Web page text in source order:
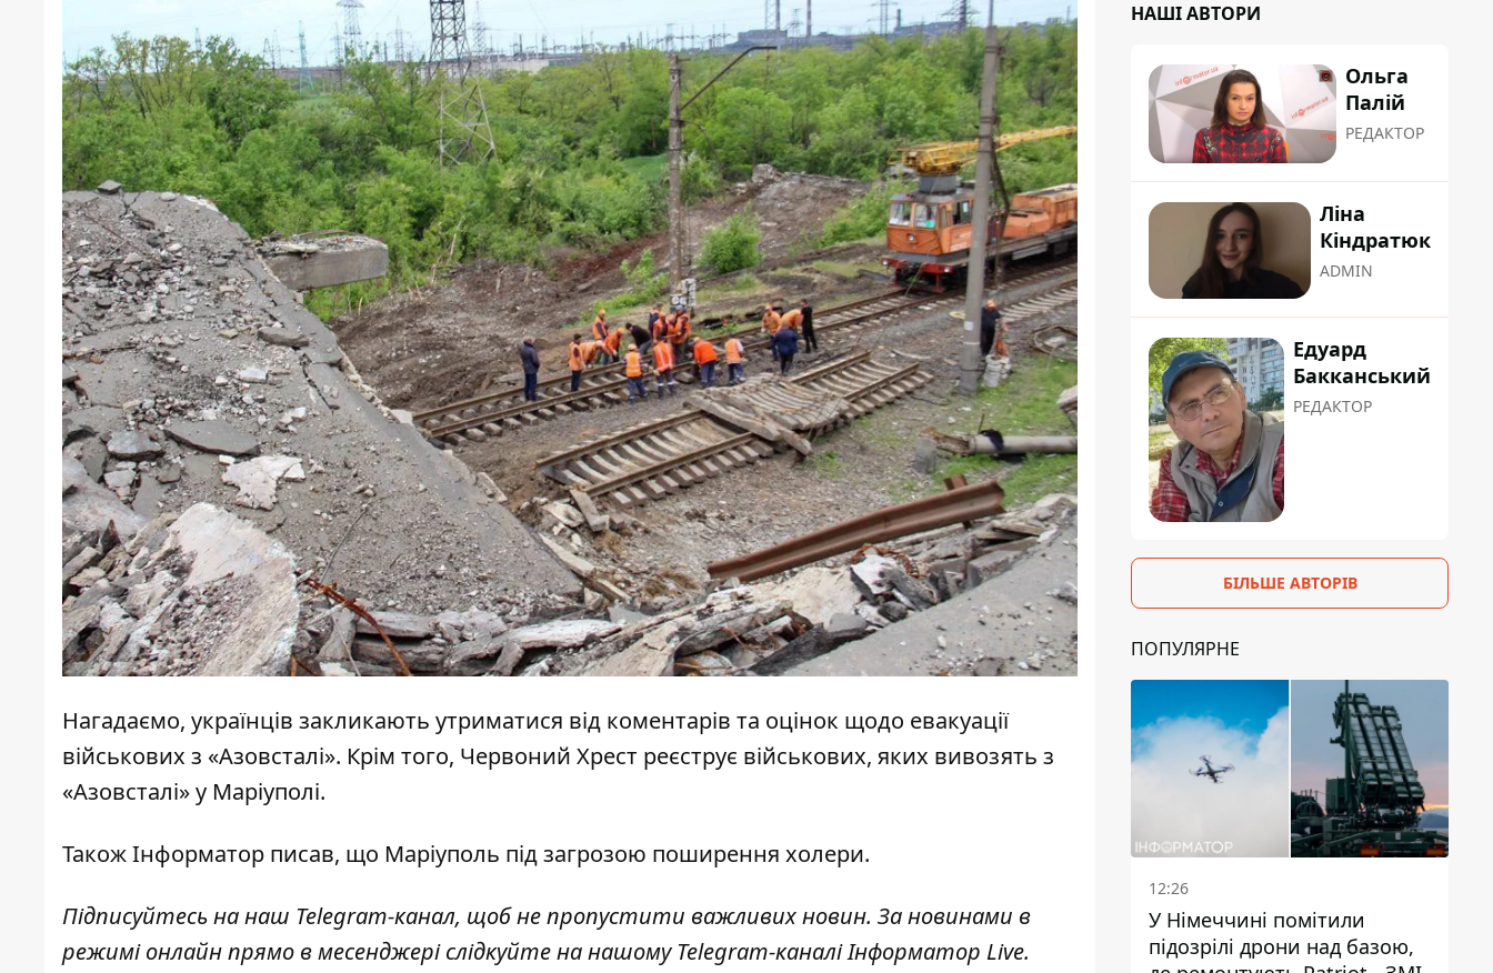
Нагадаємо, українців закликають утриматися від коментарів та оцінок щодо евакуації
військових з «Азовсталі». Крім того, Червоний Хрест реєструє військових, яких вивозять з
«Азовсталі»у Маріуполі.
Також Інформатор писав, що Маріуполь під загрозою поширення холери.
Підписуйтесь на наш Telegram-канал, щоб не пропустити важливих новин. За новинами в
режимі онлайн прямо в месенджері слідкуйте на нашому Telegram-каналіІнформатор Live.
НАШІ АВТОРИ
Ольга
Палій
РЕДАКТОР
Ліна
Кіндратюк
ADMIN
Едуард
Бакканський
РЕДАКТОР
БІЛЬШЕ АВТОРІВ
ПОПУЛЯРНЕ
12:26
У Німеччині помітили
підозрілі дрони над базою,